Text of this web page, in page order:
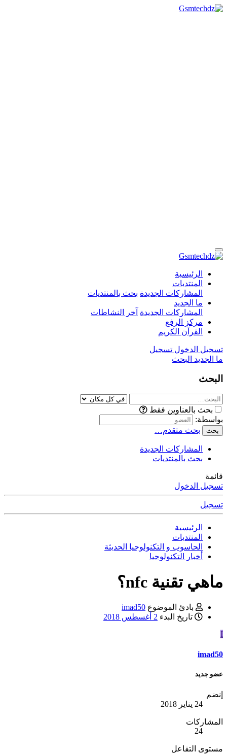
الرئيسية
المنتديات
المشاركات الجديدة بحث بالمنتديات
ما الجديد
المشاركات الجديدة آخر النشاطات
مركز الرفع
القرآن الكريم
تسجيل الدخول تسجيل
ما الجديد البحث
البحث
بحث بالعناوين فقط
بواسطة:
بحث بحث متقدم…
المشاركات الجديدة
بحث بالمنتديات
قائمة
تسجيل الدخول
تسجيل
الرئيسية
المنتديات
الحاسوب و التكنولوجيا الحديثة
أخبار التكنولوجيا
ماهي تقنية nfc؟
بادئ الموضوع imad50
تاريخ البدء 2 أغسطس 2018
I
imad50
عضو جديد
إنضم
24 يناير 2018
المشاركات
24
مستوى التفاعل